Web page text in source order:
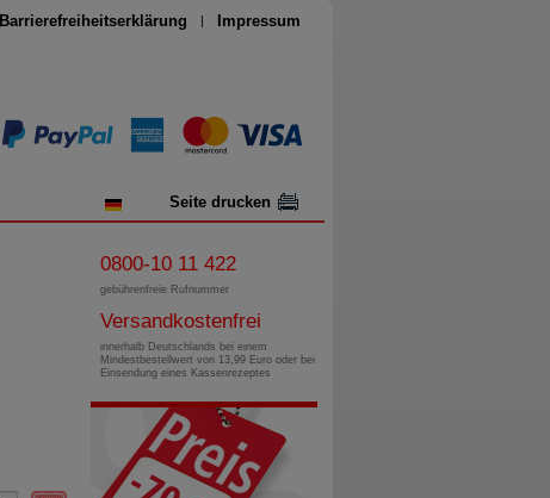
Barrierefreiheitserklärung Impressum
Seite drucken
0800-10 11 422
gebührenfreie Rufnummer
Versandkostenfrei
innerhalb Deutschlands bei einem
Mindestbestellwert von 13,99 Euro oder bei
Einsendung eines Kassenrezeptes